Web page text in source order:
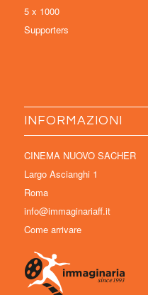
5 x 1000
Supporters
INFORMAZIONI
CINEMA NUOVO SACHER
Largo Ascianghi 1
Roma
info@immaginariaff.it
Come arrivare